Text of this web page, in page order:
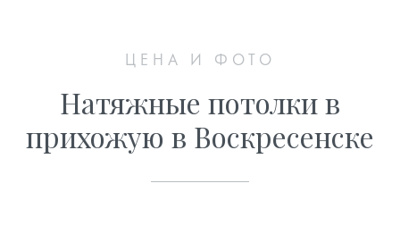
ЦЕНА И ФОТО
Натяжные потолки в
прихожую в Воскресенске